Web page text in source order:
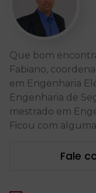
Que bom
Fabiano,
em Engenharia
Engenharia de
mestrado em
Ficou com
Fale